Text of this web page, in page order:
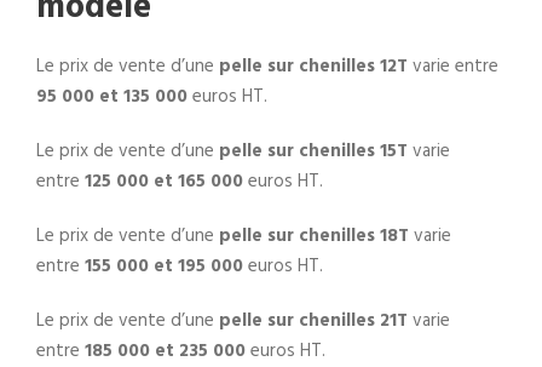
Le prix de vente d’une pelle sur chenilles 12T varie entre
95 000 et 135 000euros HT.
Le prix de vente d’une pelle sur chenilles 15T varie
entre 125 000 et 165 000euros HT.
Le prix de vente d’une pelle sur chenilles 18T varie
entre 155 000 et 195 000euros HT.
Le prix de vente d’une pelle sur chenilles 21T varie
entre 185 000 et 235 000euros HT.